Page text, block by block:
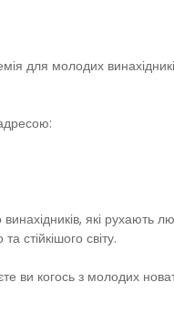
молодих
які рухають
стійкішого світу.
ви когось з молодих